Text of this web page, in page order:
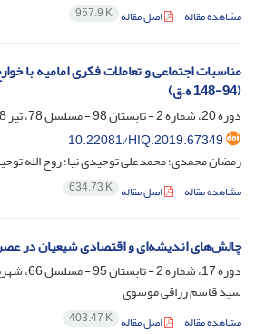
مشاهده مقاله اصل مقاله 957.9 K
مناسبات اجتماعی و تعاملات فکری امامیه با
(94-148 ه.ق)
دوره 20، شماره 2 - تابستان 98 - مسلسل 78، تیر 1398، صفحه
10.22081/HIQ.2019.67349
رمضان محمدی؛ محمدعلی توحیدی نیا؛ روح الله
مشاهده مقاله اصل مقاله 634.73 K
چالش‌های اندیشه‌ای و اقتصادی شیعیان در
دوره 17، شماره 2 - تابستان 95 - مسلسل 66، شهریور 1395، صفحه
سید قاسم رزاقی موسوی
مشاهده مقاله اصل مقاله 403.47 K